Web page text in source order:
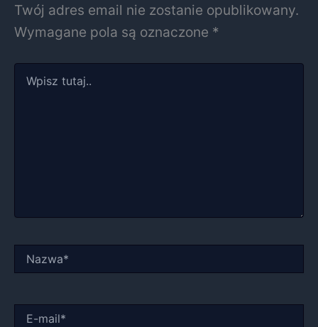
Twój adres email nie zostanie opublikowany.
Wymagane pola są oznaczone *
tutaj..
mail*